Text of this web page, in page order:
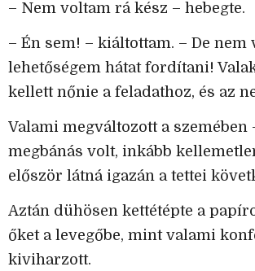
– Nem voltam rá kész – hebegte.
– Én sem! – kiáltottam. – De nem
lehetőségem hátat fordítani!
kellett nőnie a feladathoz, és az
Valami megváltozott a szemében
megbánás volt, inkább
először látná igazán a tettei
Aztán dühösen kettétépte a
őket a levegőbe, mint valami
kiviharzott.